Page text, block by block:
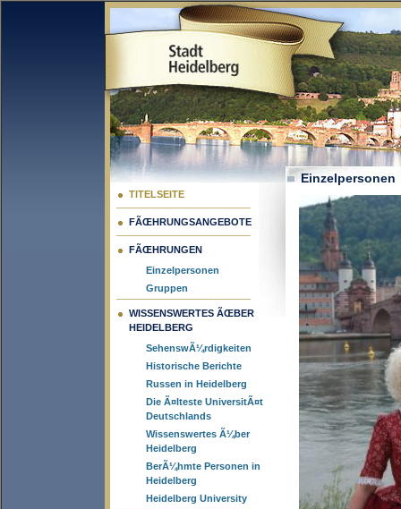
TITELSEITE
FÃŒHRUNGSANGEBOTE
FÃŒHRUNGEN
Einzelpersonen
Gruppen
WISSENSWERTES ÃŒBER
HEIDELBERG
SehenswÃ¼rdigkeiten
Historische Berichte
Russen in Heidelberg
Die Ã¤lteste UniversitÃ¤t
Deutschlands
Wissenswertes Ã¼ber
Heidelberg
BerÃ¼hmte Personen in
Heidelberg
Heidelberg University
Einzelpersonen